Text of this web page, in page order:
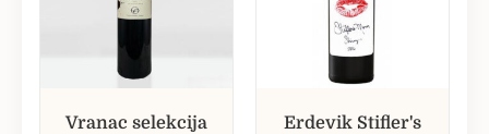
Vranac selekcija
Erdevik Stifler's